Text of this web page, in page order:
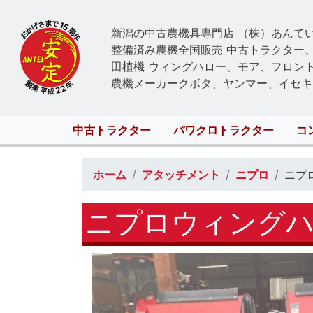
新潟の中古農機具専門店 （株）あんて
整備済み農機全国販売 中古トラクター
田植機 ウィングハロー、モア、フロン
農機メーカークボタ、ヤンマー、イセ
Main
navigation
中古トラクター パワクロトラクター コ
ホーム アタッチメント ニプロ ニプ
ニプロウィング